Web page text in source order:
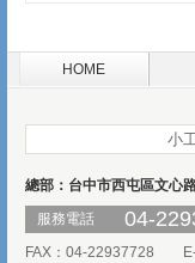
HOME
小
總部：台中市西屯區文心
服務電話
04-
FAX：04-22937728 E-